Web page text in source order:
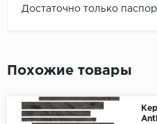
Достаточно только
Похожие товары